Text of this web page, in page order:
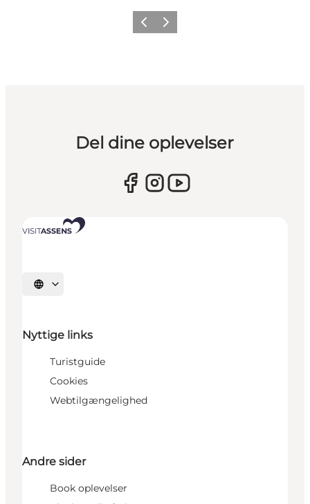
ForrigeNæste
Del dine oplevelser
Vælg sprog
Nyttige links
Turistguide
Cookies
Webtilgængelighed
Andre sider
Book oplevelser